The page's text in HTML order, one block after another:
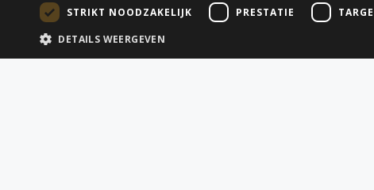
STRIKT NOODZAKELIJK
PRESTATIE
DETAILS WEERGEVEN